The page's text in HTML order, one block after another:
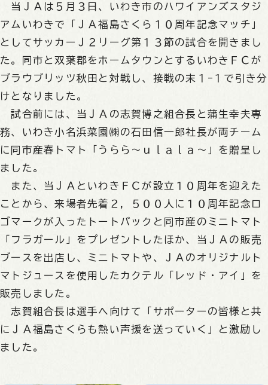
当ＪＡは５月３日、いわき市のハワイアンズスタジ
アムいわきで「ＪＡ福島さくら１０周年記念マッチ」
としてサッカーＪ２リーグ第１３節の試合を開きまし
た。同市と双葉郡をホームタウンとするいわきＦＣが
ブラウブリッツ秋田と対戦し、接戦の末１-１で引き分
けとなりました。
試合前には、当ＪＡの志賀博之組合長と蒲生幸夫専
務、いわき小名浜菜園㈱の石田信一郎社長が両チーム
に同市産春トマト「うらら～ｕｌａｌａ～」を贈呈し
ました。
また、当ＪＡといわきＦＣが設立１０周年を迎えた
ことから、来場者先着２，５００人に１０周年記念ロ
ゴマークが入ったトートバックと同市産のミニトマト
「フラガール」をプレゼントしたほか、当ＪＡの販売
ブースを出店し、ミニトマトや、ＪＡのオリジナルト
マトジュースを使用したカクテル「レッド・アイ」を
販売しました。
志賀組合長は選手へ向けて「サポーターの皆様と共
にＪＡ福島さくらも熱い声援を送っていく」と激励し
ました。